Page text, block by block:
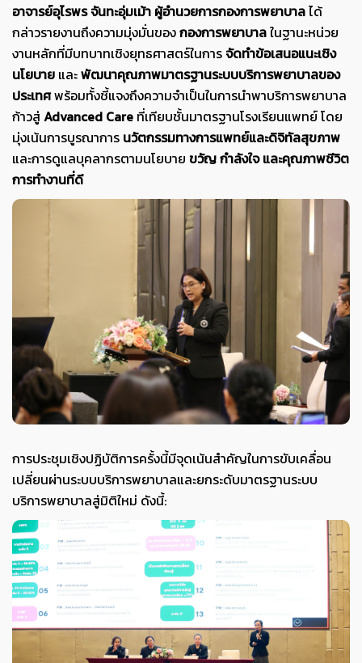
อาจารย์อุไรพร จันทะอุ่มเม้า ผู้อำนวยการกองการพยาบาลได้
กล่าวรายงานถึงความมุ่งมั่นของกองการพยาบาลในฐานะหน่วย
งานหลักที่มีบทบาทเชิงยุทธศาสตร์ในการจัดทำข้อเสนอแนะเชิง
นโยบาย และพัฒนาคุณภาพมาตรฐานระบบบริการพยาบาลของ
ประเทศพร้อมทั้งชี้แจงถึงความจำเป็นในการนำพาบริการพยาบาล
ก้าวสู่ Advanced Care ที่เทียบชั้นมาตรฐานโรงเรียนแพทย์ โดย
มุ่งเน้นการบูรณาการ นวัตกรรมทางการแพทย์และดิจิทัลสุขภาพ
และการดูแลบุคลากรตามนโยบาย ขวัญ กำลังใจ และคุณภาพชีวิต
การทำงานที่ดี
การประชุมเชิงปฏิบัติการครั้งนี้มีจุดเน้นสำคัญในการขับเคลื่อน
เปลี่ยนผ่านระบบบริการพยาบาลและยกระดับมาตรฐานระบบ
บริการพยาบาลสู่มิติใหม่ ดังนี้: